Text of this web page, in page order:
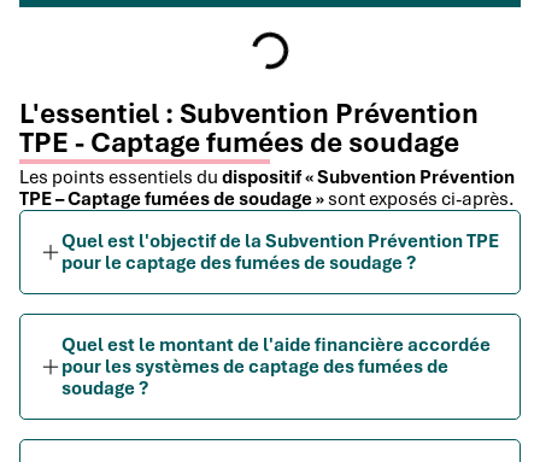
L'essentiel : Subvention Prévention
TPE - Captage fumées de soudage
Les points essentiels du dispositif « Subvention Prévention
TPE – Captage fumées de soudage » sont exposés ci-après.
Quel est l'objectif de la Subvention Prévention TPE
pour le captage des fumées de soudage ?
Quel est le montant de l'aide financière accordée
pour les systèmes de captage des fumées de
soudage ?